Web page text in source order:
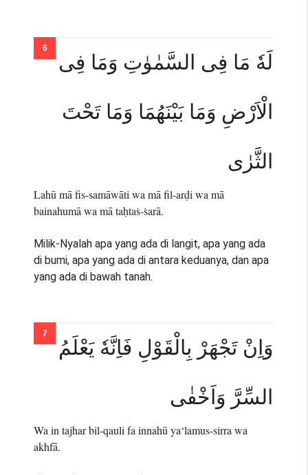
لَهٗ مَا فِى السَّمٰوٰتِ وَمَا فِى
الْاَرْضِ وَمَا بَيْنَهُمَا وَمَا تَحْتَ
الثَّرٰى
Lahū mā fis-samāwāti wa mā fil-arḍi wa mā
bainahumā wa mā taḥtaṡ-ṡarā.
Milik-Nyalah apa yang ada di langit, apa yang ada
di bumi, apa yang ada di antara keduanya, dan apa
yang ada di bawah tanah.
وَاِنْ تَجْهَرْ بِالْقَوْلِ فَاِنَّهٗ يَعْلَمُ
السِّرَّ وَاَخْفٰى
Wa in tajhar bil-qauli fa innahū ya‘lamus-sirra wa
akhfā.